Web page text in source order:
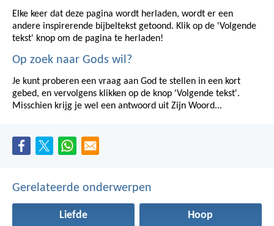
Elke keer dat deze pagina wordt herladen, wordt er een
andere inspirerende bijbeltekst getoond. Klik op de 'Volgende
tekst' knop om de pagina te herladen!
Op zoek naar Gods wil?
Je kunt proberen een vraag aan God te stellen in een kort
gebed, en vervolgens klikken op de knop 'Volgende tekst'.
Misschien krijg je wel een antwoord uit Zijn Woord...
Gerelateerde onderwerpen
Liefde Hoop